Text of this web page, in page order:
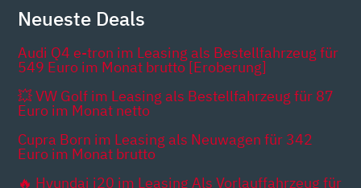
Neueste Deals
Audi Q4 e-tron im Leasing als Bestellfahrzeug für
549 Euro im Monat brutto [Eroberung]
💥 VW Golf im Leasing als Bestellfahrzeug für 87
Euro im Monat netto
Cupra Born im Leasing als Neuwagen für 342
Euro im Monat brutto
🔥 Hyundai i20 im Leasing Als Vorlauffahrzeug für